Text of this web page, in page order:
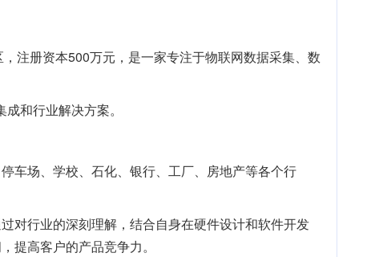
注册资本500万元，是一家专注于物联网数据采集、数
和行业解决方案。
车场、学校、石化、银行、工厂、房地产等各个行
对行业的深刻理解，结合自身在硬件设计和软件开发
提高客户的产品竞争力。